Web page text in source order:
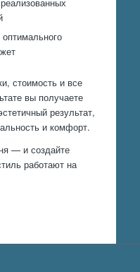
стоимость и все
вы получаете
результат,
и комфорт.
— и создайте
работают на